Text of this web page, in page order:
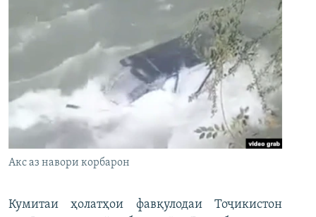
Акс аз навори корбарон
Кумитаи ҳолатҳои фавқулодаи Тоҷикистон